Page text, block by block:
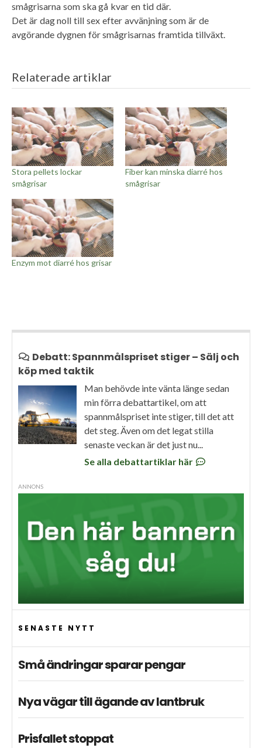
smågrisarna som ska gå kvar en tid där.
Det är dag noll till sex efter avvänjning som är de
avgörande dygnen för smågrisarnas framtida tillväxt.
Relaterade artiklar
Stora pellets lockar
smågrisar
Fiber kan minska diarré hos
smågrisar
Enzym mot diarré hos grisar
Debatt: Spannmålspriset stiger – Sälj och
köp med taktik
Man behövde inte vänta länge sedan
min förra debattartikel, om att
spannmålspriset inte stiger, till det att
det steg. Även om det legat stilla
senaste veckan är det just nu...
Se alla debattartiklar här
ANNONS
SENASTE NYTT
Små ändringar sparar pengar
Nya vägar till ägande av lantbruk
Prisfallet stoppat